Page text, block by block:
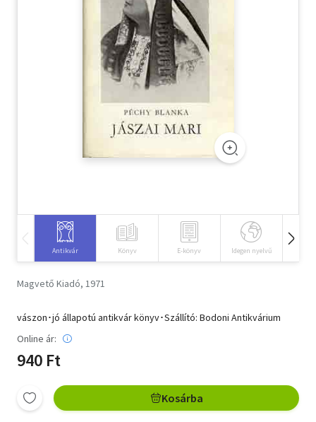
Szótár, nyelvkönyv
Társadalomtudomány
Természettudomány
Vallás
Antikvár Könyv E-könyv Idegen nyelvű
Magvető Kiadó, 1971
vászon･jó állapotú antikvár könyv･Szállító: Bodoni Antikvárium
Online ár:
940 Ft
Kosárba